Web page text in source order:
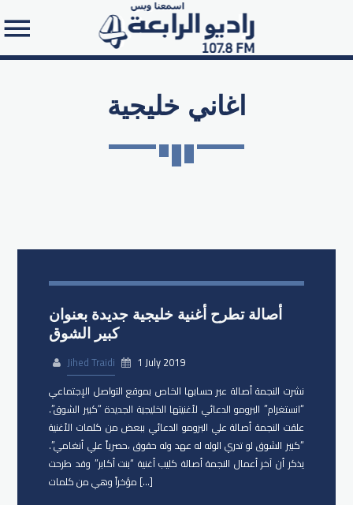
اغاني خليجية
أصالة تطرح أغنية خليجية جديدة بعنوان
كبير الشوق
Jihed Traidi
1 July 2019
نشرت النجمة أصالة عبر حسابها الخاص بموقع التواصل الإجتماعي
“انستغرام” البرومو الدعائي لأغنيتها الخليجية الجديدة “كبير الشوق”.
علقت النجمة أصالة علي البرومو الدعائي ببعض من كلمات الأغنية
“كبير الشوق لو تدري الوله له عهد وله حقوق ،حصرياً علي أنغامي”.
يذكر أن آخر أعمال النجمة أصالة كليب أغنية “بنت أكابر” وقد طرحت
مؤخراً وهي من كلمات […]